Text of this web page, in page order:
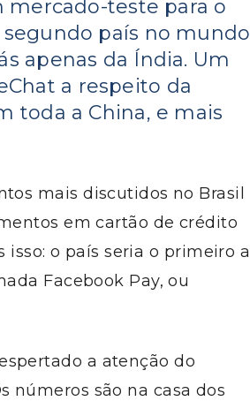
mercado-teste para o
segundo país no mundo
apenas da Índia. Um
a respeito da
toda a China, e mais
mais discutidos no Brasil
em cartão de crédito
o país seria o primeiro a
Facebook Pay, ou
a atenção do
números são na casa dos